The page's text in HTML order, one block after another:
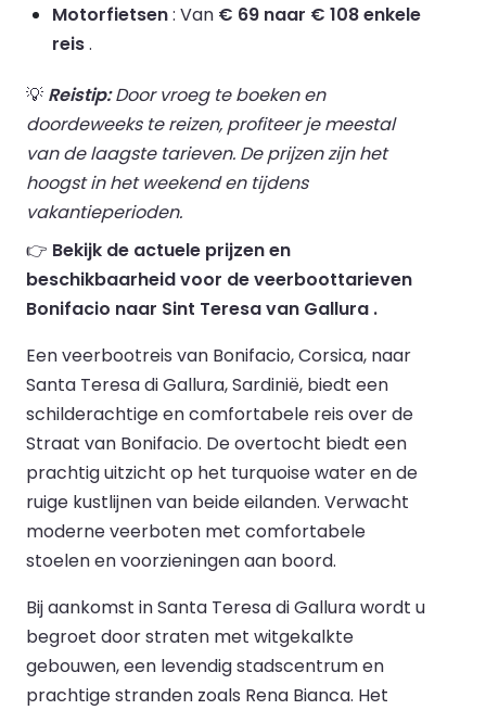
Motorfietsen: Van € 69 naar € 108 enkele
reis.
💡 Reistip:Door vroeg te boeken en
doordeweeks te reizen, profiteer je meestal
van de laagste tarieven. De prijzen zijn het
hoogst in het weekend en tijdens
vakantieperioden.
👉 Bekijk de actuele prijzen en
beschikbaarheid voor de veerboottarieven
Bonifacio naar Sint Teresa van Gallura .
Een veerbootreis van Bonifacio, Corsica, naar
Santa Teresa di Gallura, Sardinië, biedt een
schilderachtige en comfortabele reis over de
Straat van Bonifacio. De overtocht biedt een
prachtig uitzicht op het turquoise water en de
ruige kustlijnen van beide eilanden. Verwacht
moderne veerboten met comfortabele
stoelen en voorzieningen aan boord.
Bij aankomst in Santa Teresa di Gallura wordt u
begroet door straten met witgekalkte
gebouwen, een levendig stadscentrum en
prachtige stranden zoals Rena Bianca. Het